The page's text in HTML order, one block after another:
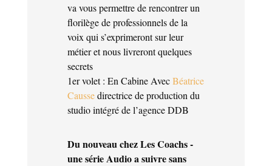
va vous permettre de rencontrer un
florilège de professionnels de la
voix qui s’exprimeront sur leur
métier et nous livreront quelques
secrets
1er volet : En Cabine AvecBéatrice
Caussedirectrice de production du
studio intégré de l’agence DDB
Du nouveau chez Les Coachs -
une série Audio a suivre sans